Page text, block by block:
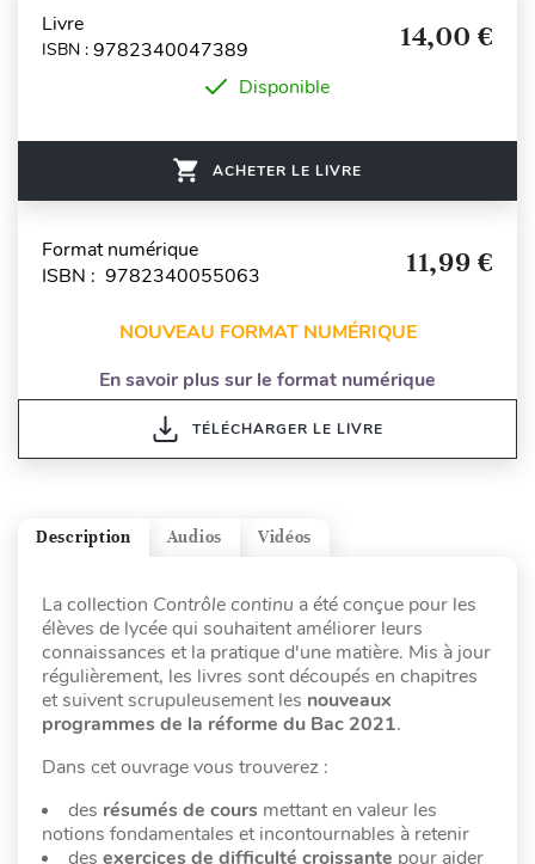
Livre
ISBN : 9782340047389 14,00 €
Disponible
ACHETER LE LIVRE
Format numérique
ISBN : 9782340055063
11,99 €
NOUVEAU FORMAT NUMÉRIQUE
En savoir plus sur le format numérique
TÉLÉCHARGER LE LIVRE
Vidéos
Audios
Description
La collection Contrôle continu a été conçue pour les
élèves de lycée qui souhaitent améliorer leurs
connaissances et la pratique d'une matière. Mis à jour
régulièrement, les livres sont découpés en chapitres
et suivent scrupuleusement les nouveaux
programmes de la réforme du Bac 2021.
Dans cet ouvrage vous trouverez :
des résumés de cours mettant en valeur les
notions fondamentales et incontournables à retenir
des exercices de difficulté croissante pour aider